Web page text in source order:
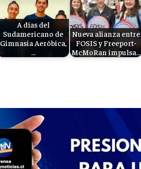
A días del
Sudamericano de
Gimnasia Aeróbica,
…
Nueva alianza entre
FOSIS y Freeport-
McMoRan impulsa…